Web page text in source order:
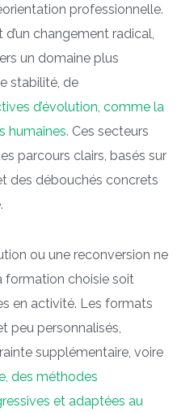
professionnelle.
d’un changement radical,
un domaine plus
stabilité, de
d’évolution, comme la
humaines. Ces secteurs
parcours clairs, basés sur
des débouchés concrets
ou une reconversion ne
formation choisie soit
en activité. Les formats
peu personnalisés,
supplémentaire, voire
des méthodes
et adaptées au